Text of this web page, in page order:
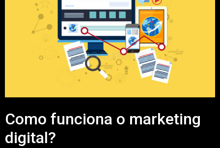
Como funciona o marketing
digital?